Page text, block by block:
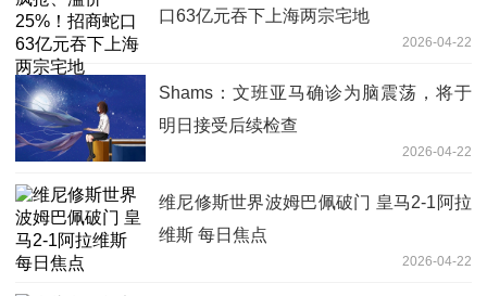
口63亿元吞下上海两宗宅地
2026-04-22
Shams：文班亚马确诊为脑震荡，将于
明日接受后续检查
2026-04-22
维尼修斯世界波姆巴佩破门 皇马2-1阿拉
维斯 每日焦点
2026-04-22